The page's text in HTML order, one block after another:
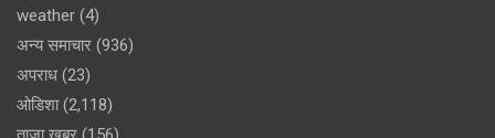
weather (4)
अन्य समाचार (936)
अपराध (23)
ओडिशा(2,118)